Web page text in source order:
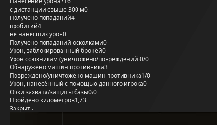
с дистанции свыше 300 м0
Получено попаданий4
пробитий4
не нанёсших урон0
Получено попаданий осколками0
Урон, заблокированный бронёй0
Урон союзникам (уничтожено/повреждений)0/0
Обнаружено машин противника3
Повреждено/уничтожено машин противника1/0
Урон, нанесённый с помощью данного игрока0
Очки захвата/защиты базы0/0
Пройдено километров1,73
Закрыть